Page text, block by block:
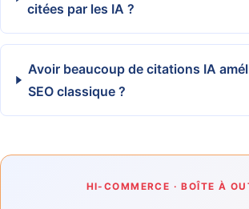
citées par les IA ?
Avoir beaucoup de citations IA
SEO classique ?
HI-COMMERCE · BOÎTE À